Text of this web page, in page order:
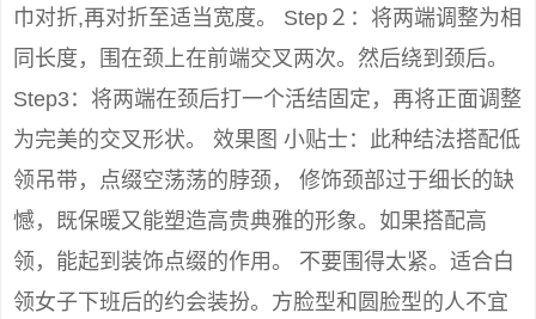
巾对折,再对折至适当宽度。 Step２：将两端调整为相
同长度，围在颈上在前端交叉两次。然后绕到颈后。
Step3：将两端在颈后打一个活结固定，再将正面调整
为完美的交叉形状。 效果图 小贴士：此种结法搭配低
领吊带，点缀空荡荡的脖颈， 修饰颈部过于细长的缺
憾，既保暖又能塑造高贵典雅的形象。如果搭配高
领，能起到装饰点缀的作用。 不要围得太紧。适合白
领女子下班后的约会装扮。方脸型和圆脸型的人不宜